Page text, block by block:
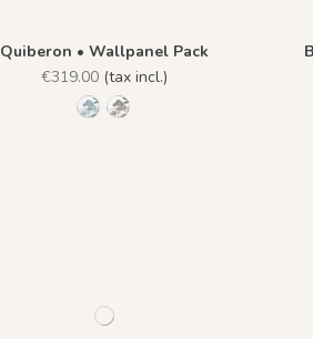
Quiberon • Wallpanel Pack
€319.00(tax incl.)
1142 - Topaze
1143 - Perle